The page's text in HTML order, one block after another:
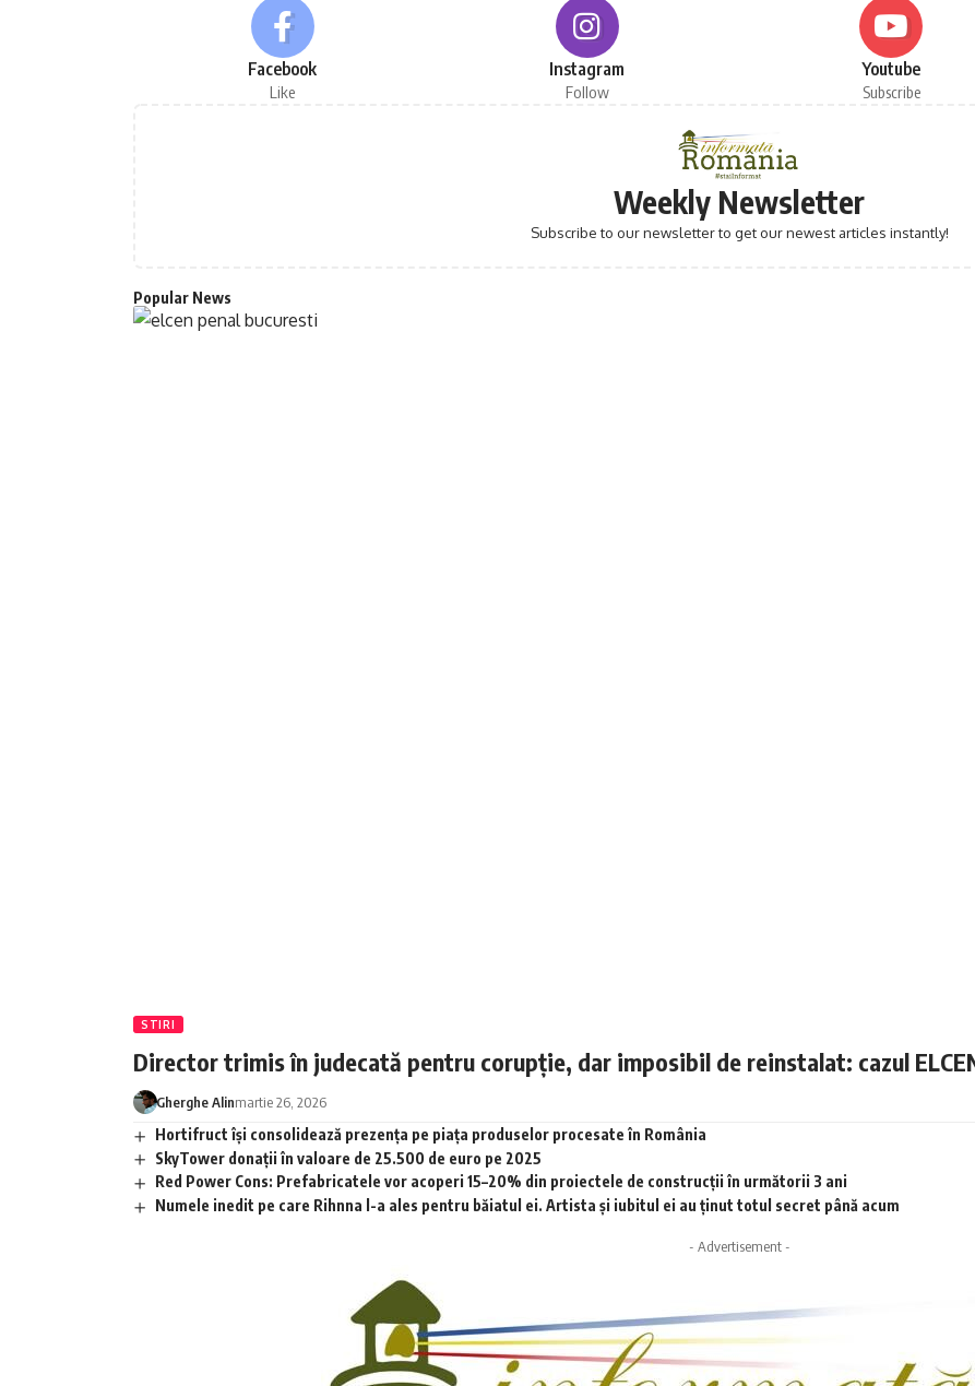
Facebook
Like
Instagram
Follow
Youtube
Subscribe
Weekly Newsletter
Subscribe to our newsletter to get our newest articles instantly!
Popular News
STIRI
Director trimis în judecată pentru corupție, dar imposibil de reinstalat: cazul
Gherghe Alinmartie 26, 2026
Hortifruct își consolidează prezența pe piața produselor procesate în România
SkyTower donații în valoare de 25.500 de euro pe 2025
Red Power Cons: Prefabricatele vor acoperi 15–20% din proiectele de construcții în următorii 3 ani
Numele inedit pe care Rihnna l-a ales pentru băiatul ei. Artista și iubitul ei au ținut totul secret până acum
- Advertisement -